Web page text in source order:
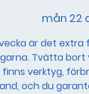
mån 22
är det extra
Tvätta bort
finns verktyg,
och du